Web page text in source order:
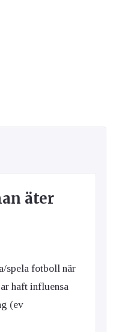
äter
spela fotboll när
haft influensa
(ev